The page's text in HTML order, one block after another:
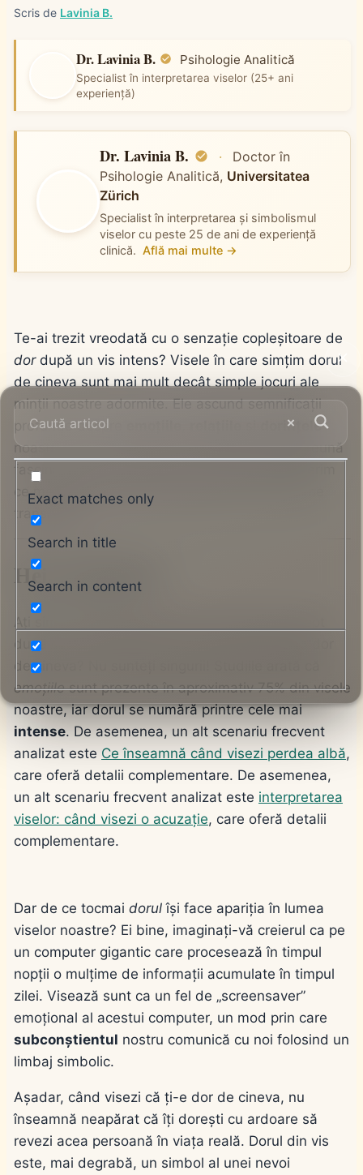
Scris de Lavinia B.
Dr. Lavinia B. Psihologie Analitică
Specialist în interpretarea viselor (25+ ani
experiență)
Dr. Lavinia B. ·
Doctor în
Psihologie Analitică, Universitatea
Zürich
Specialist în interpretarea și simbolismul
viselor cu peste 25 de ani de experiență
clinică. Află mai multe →
Te-ai trezit vreodată cu o senzație copleșitoare de
dordupă un vis intens? Visele în care simțim dorul
de cineva sunt mai mult decât simple jocuri ale
minții noastre adormite. Ele ascund semnificații
profunde despre
dorințele
noastre cele mai intime. Hai să explorăm împreună
fascinanta lume a viselor cu dor și să descoperim
ce mesaje încearcă subconștientul nostru să ne
transmită.
Hei, visătorilor
după ce v-ați trezit dintr-un vis în care vă era dor
de cineva? Nu sunteți singurii! Studiile arată că
emoțiilesunt prezente în aproximativ 75% din visele
noastre, iar dorul se numără printre cele mai
intense. De asemenea, un alt scenariu frecvent
analizat este Ce înseamnă când visezi perdea albă,
care oferă detalii complementare. De asemenea,
un alt scenariu frecvent analizat este interpretarea
viselor: când visezi o acuzație, care oferă detalii
complementare.
Dar de ce tocmai dorul își face apariția în lumea
viselor noastre? Ei bine, imaginați-vă creierul ca pe
un computer gigantic care procesează în timpul
nopții o mulțime de informații acumulate în timpul
zilei. Visează sunt ca un fel de „screensaver”
emoțional al acestui computer, un mod prin care
subconștientul nostru comunică cu noi folosind un
limbaj simbolic.
Așadar, când visezi că ți-e dor de cineva, nu
înseamnă neapărat că îți dorești cu ardoare să
revezi acea persoană în viața reală. Dorul din vis
este, mai degrabă, un simbol al unei nevoi
Exact matches only
Search in title
Search in content